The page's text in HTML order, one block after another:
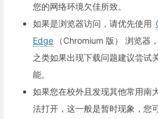
您的网络环境欠佳所致。
如果是浏览器访问，请优先使用
Edge
（Chromium 版） 浏览器
之类如果出现下载问题建议尝试
能。
如果您在校外且发现其他常用南
法打开，这一般是暂时现象，您